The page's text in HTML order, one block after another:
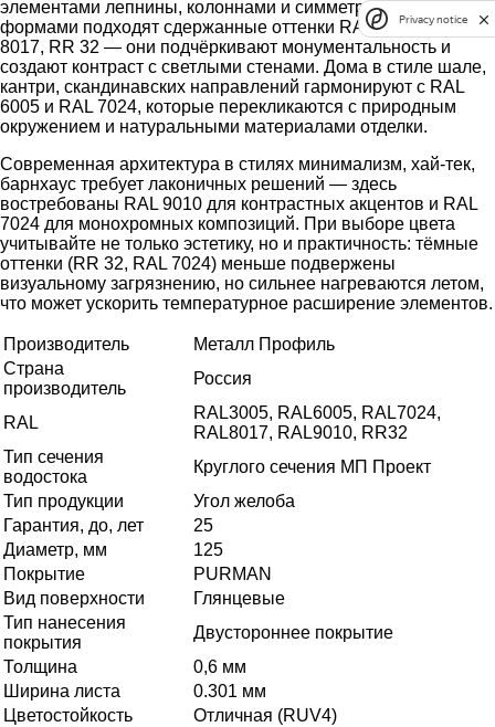
элементами лепнины, колоннами и симметричными
формами подходят сдержанные оттенки RAL 3005, RAL
8017, RR 32 — они подчёркивают монументальность и
создают контраст с светлыми стенами. Дома в стиле шале,
кантри, скандинавских направлений гармонируют с RAL
6005 и RAL 7024, которые перекликаются с природным
окружением и натуральными материалами отделки.
Современная архитектура в стилях минимализм, хай-тек,
барнхаус требует лаконичных решений — здесь
востребованы RAL 9010 для контрастных акцентов и RAL
7024 для монохромных композиций. При выборе цвета
учитывайте не только эстетику, но и практичность: тёмные
оттенки (RR 32, RAL 7024) меньше подвержены
визуальному загрязнению, но сильнее нагреваются летом,
что может ускорить температурное расширение элементов.
Производитель
Металл Профиль
Страна
производитель
Россия
RAL
RAL3005, RAL6005, RAL7024,
RAL8017, RAL9010, RR32
Тип сечения
водостока
Круглого сечения МП Проект
Тип продукции
Угол желоба
Гарантия, до, лет
25
Диаметр, мм
125
Покрытие
PURMAN
Вид поверхности
Глянцевые
Тип нанесения
покрытия
Двустороннее покрытие
Толщина
0,6 мм
Ширина листа
0.301 мм
Цветостойкость
Отличная (RUV4)
Privacy notice